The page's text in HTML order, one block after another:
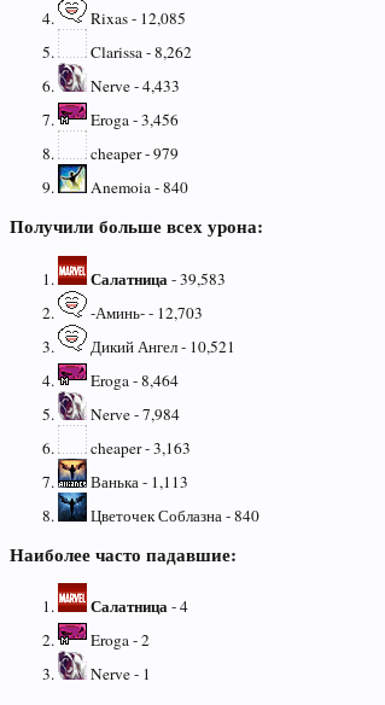
Rixas - 12,085
Clarissa - 8,262
Nerve - 4,433
Eroga - 3,456
cheaper - 979
Anemoia - 840
Получили больше всех урона:
Салатница- 39,583
-Аминь- - 12,703
Дикий Ангел - 10,521
Eroga - 8,464
Nerve - 7,984
cheaper - 3,163
Ванька - 1,113
Цветочек Соблазна - 840
Наиболее часто падавшие:
Салатница- 4
Eroga - 2
Nerve - 1